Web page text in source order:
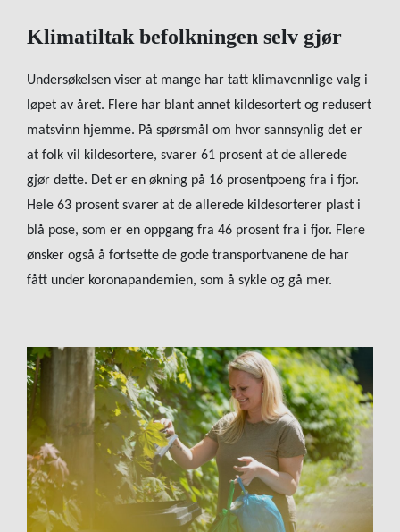
Klimatiltak befolkningen selv gjør
Undersøkelsen viser at mange har tatt klimavennlige valg i
løpet av året. Flere har blant annet kildesortert og redusert
matsvinn hjemme. På spørsmål om hvor sannsynlig det er
at folk vil kildesortere, svarer 61 prosent at de allerede
gjør dette. Det er en økning på 16 prosentpoeng fra i fjor.
Hele 63 prosent svarer at de allerede kildesorterer plast i
blå pose, som er en oppgang fra 46 prosent fra i fjor. Flere
ønsker også å fortsette de gode transportvanene de har
fått under koronapandemien, som å sykle og gå mer.